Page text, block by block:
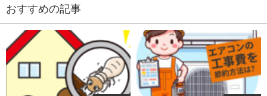
おすすめの記事